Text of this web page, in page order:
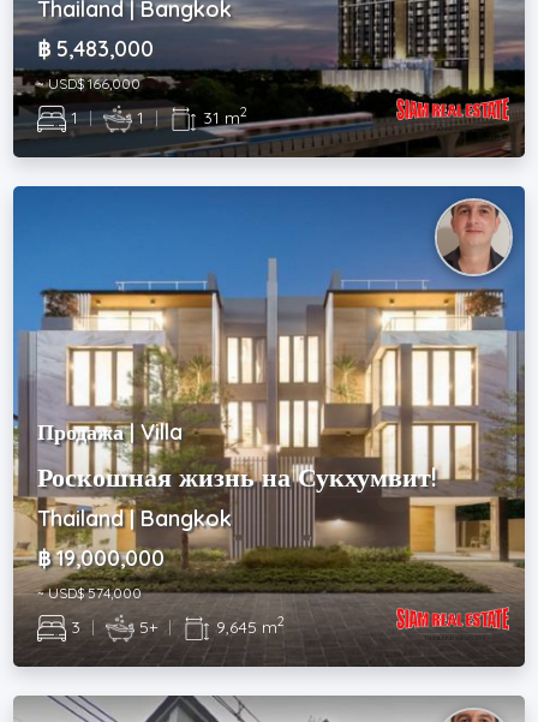
Thailand | Bangkok
฿ 5,483,000
~ USD$ 166,000
1 | 1 | 31 m2
Продажа | Villa
Роскошная жизнь на Сукхумвит!
Thailand | Bangkok
฿ 19,000,000
~ USD$ 574,000
3 | 5+ | 9,645 m2